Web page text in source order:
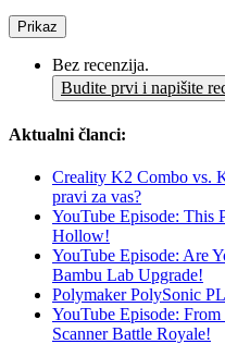
Prikaz
Bez recenzija.
Budite prvi i napišite
Aktualni članci:
Creality K2 Combo vs.
pravi za vas?
YouTube Episode: This
Hollow!
YouTube Episode: Are
Bambu Lab Upgrade!
Polymaker PolySonic
YouTube Episode:
Scanner Battle Royale!